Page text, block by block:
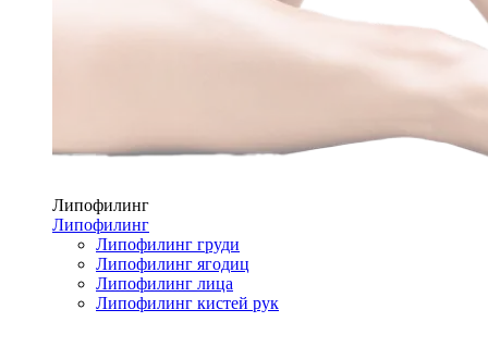
Липофилинг
Липофилинг
Липофилинг груди
Липофилинг ягодиц
Липофилинг лица
Липофилинг кистей рук